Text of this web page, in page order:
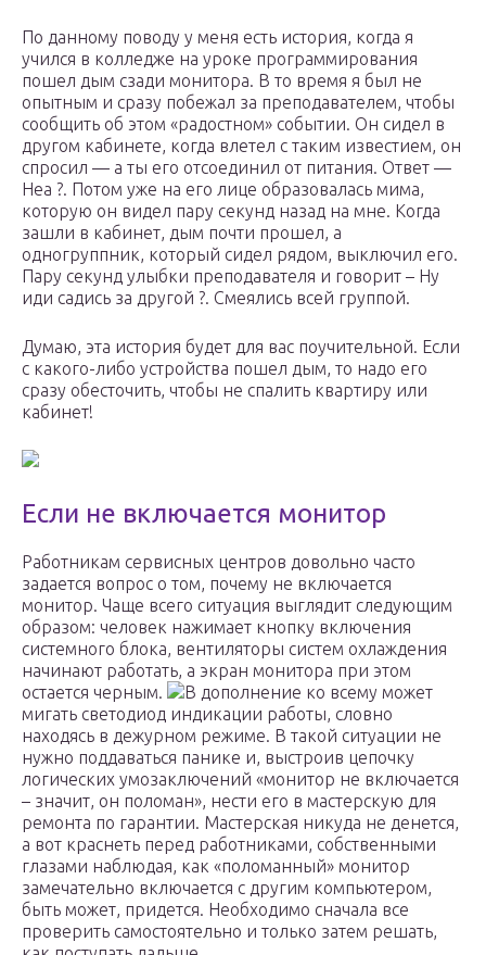
По данному поводу у меня есть история, когда я
учился в колледже на уроке программирования
пошел дым сзади монитора. В то время я был не
опытным и сразу побежал за преподавателем, чтобы
сообщить об этом «радостном» событии. Он сидел в
другом кабинете, когда влетел с таким известием, он
спросил — а ты его отсоединил от питания. Ответ —
Неа ?. Потом уже на его лице образовалась мима,
которую он видел пару секунд назад на мне. Когда
зашли в кабинет, дым почти прошел, а
одногруппник, который сидел рядом, выключил его.
Пару секунд улыбки преподавателя и говорит – Ну
иди садись за другой ?. Смеялись всей группой.
Думаю, эта история будет для вас поучительной. Если
с какого-либо устройства пошел дым, то надо его
сразу обесточить, чтобы не спалить квартиру или
кабинет!
Если не включается монитор
Работникам сервисных центров довольно часто
задается вопрос о том, почему не включается
монитор. Чаще всего ситуация выглядит следующим
образом: человек нажимает кнопку включения
системного блока, вентиляторы систем охлаждения
начинают работать, а экран монитора при этом
остается черным.
В дополнение ко всему может
мигать светодиод индикации работы, словно
находясь в дежурном режиме. В такой ситуации не
нужно поддаваться панике и, выстроив цепочку
логических умозаключений «монитор не включается
– значит, он поломан», нести его в мастерскую для
ремонта по гарантии. Мастерская никуда не денется,
а вот краснеть перед работниками, собственными
глазами наблюдая, как «поломанный» монитор
замечательно включается с другим компьютером,
быть может, придется. Необходимо сначала все
проверить самостоятельно и только затем решать,